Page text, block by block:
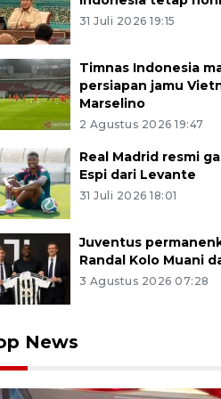
31 Juli 2026 19:15
Timnas Indonesia
persiapan jamu
Marselino
2 Agustus 2026 19:47
Real Madrid resmi
Espi dari Levante
31 Juli 2026 18:01
Juventus
Randal Kolo Muani
3 Agustus 2026 07:28
News